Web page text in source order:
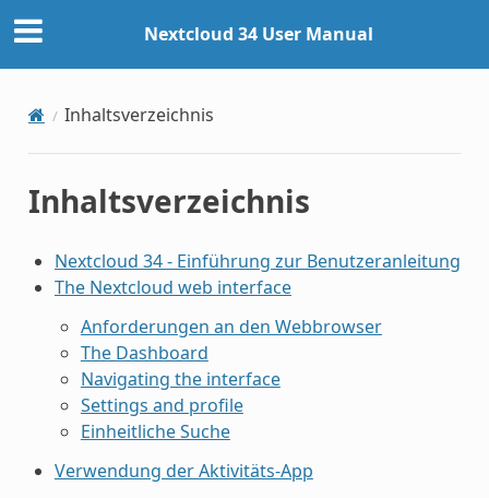
Nextcloud 34 User Manual
Inhaltsverzeichnis
Inhaltsverzeichnis
Nextcloud 34 - Einführung zur Benutzeranleitung
The Nextcloud web interface
Anforderungen an den Webbrowser
The Dashboard
Navigating the interface
Settings and profile
Einheitliche Suche
Verwendung der Aktivitäts-App